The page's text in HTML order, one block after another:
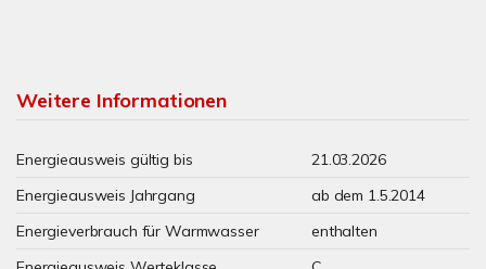
Weitere Informationen
Energieausweis gültig bis
21.03.2026
Energieausweis Jahrgang
ab dem 1.5.2014
Energieverbrauch für Warmwasser
enthalten